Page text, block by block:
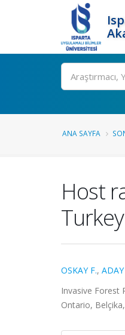
Ara
ANA SAYFA
Host
Turkey
OSKAY F.,
Invasive Forest
Ontario,